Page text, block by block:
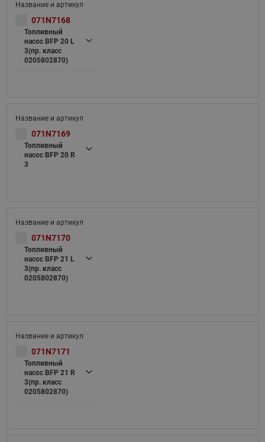
071N7168
Топливный
насос BFP 20 L
3(пр. класс
0205802870)
071N7169
Топливный
насос BFP 20 R
3
071N7170
Топливный
насос BFP 21 L
3(пр. класс
0205802870)
071N7171
Топливный
насос BFP 21 R
3(пр. класс
0205802870)